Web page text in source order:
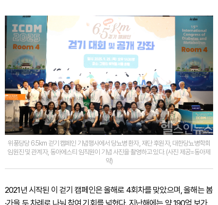
위풍당당 6.5km 걷기 캠페인 기념행사에서 당뇨병 환자, 재단 후원자, 대한당뇨병학회
임원진 및 관계자, 동아에스티 임직원이 기념 사진을 촬영하고 있다. (사진 제공=동아제
약)
2021년 시작된 이 걷기 캠페인은 올해로 4회차를 맞았으며, 올해는 봄